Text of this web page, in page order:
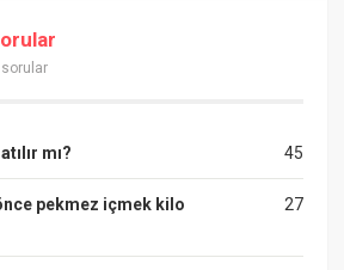
sorular
45
mı?
27
pekmez içmek kilo